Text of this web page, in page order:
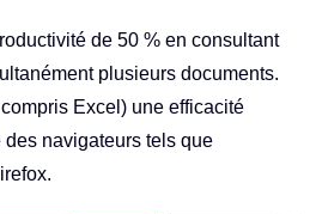
de 50 % en consultant
plusieurs documents.
Excel) une efficacité
navigateurs tels que